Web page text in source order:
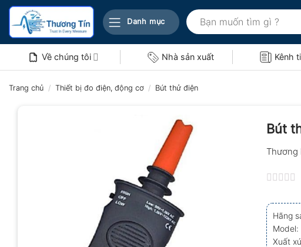
Bỏ
nội
Danh mục
Tìm
kiếm:
Về chúng tôi Nhà sản xuất Kênh
Trang chủ / Thiết bị đo điện, động cơ / Bút thử điện
Bút
Thương
xếp
hạng
0.0
5
sao
Hãng
Model:
Xuất